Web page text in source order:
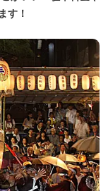
す！